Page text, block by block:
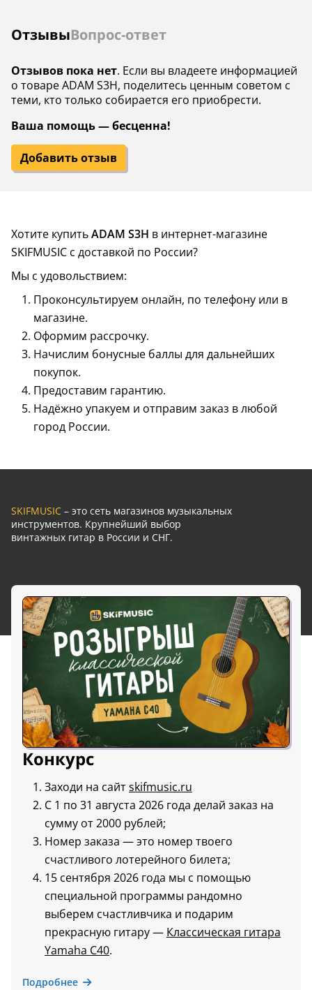
ОтзывыВопрос-ответ
Отзывов пока нет. Если вы владеете информацией
о товаре ADAM S3H, поделитесь ценным советом с
теми, кто только собирается его приобрести.
Ваша помощь — бесценна!
Добавить отзыв
Хотите купитьADAM S3H в интернет-магазине
SKIFMUSIC с доставкой по России?
Мы с удовольствием:
Проконсультируем онлайн, по телефону или в
магазине.
Оформим рассрочку.
Начислим бонусные баллы для дальнейших
покупок.
Предоставим гарантию.
Надёжно упакуем и отправим заказ в любой
город России.
SKIFMUSIC – это сеть магазинов музыкальных
инструментов. Крупнейший выбор
винтажных гитар в России и СНГ.
Конкурс
Заходи на сайтskifmusic.ru
С 1 по 31 августа 2026 года делай заказ на
сумму от 2000 рублей;
Номер заказа — это номер твоего
счастливого лотерейного билета;
15 сентября 2026 года мы с помощью
специальной программы рандомно
выберем счастливчика и подарим
прекрасную гитару — Классическая гитара
Yamaha C40.
Подробнее